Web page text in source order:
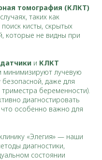
томография (КЛКТ)
таких как
поиск кисты, скрытых
которые не видны при
и КЛКТ
минимизируют лучевую
безопасной, даже для
беременности).
диагностировать
особенно важно для
«Элегия» — наши
диагностики,
состоянии